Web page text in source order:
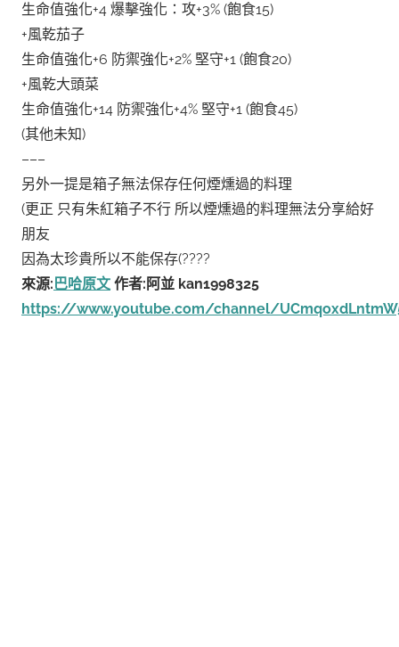
生命值強化+4 爆擊強化：攻+3% (飽食15)
+風乾茄子
生命值強化+6 防禦強化+2% 堅守+1 (飽食20)
+風乾大頭菜
生命值強化+14 防禦強化+4% 堅守+1 (飽食45)
(其他未知)
–––
另外一提是箱子無法保存任何煙燻過的料理
(更正 只有朱紅箱子不行 所以煙燻過的料理無法分享給好
朋友
因為太珍貴所以不能保存(????
來源:巴哈原文 作者:阿並 kan1998325
https://www.youtube.com/channel/